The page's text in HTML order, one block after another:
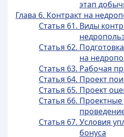
этап
Глава 6. Контракт на
Статья 61. Виды
Статья 62.
на
Статья 63. Рабочая
Статья 64. Проект
Статья 65. Проект
Статья 66.
Статья 67. Условия
бонуса